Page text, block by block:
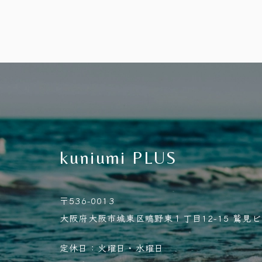
kuniumi PLUS
〒536-0013
大阪府大阪市城東区鴫野東１丁目12-15 鷲見
定休日：火曜日・水曜日